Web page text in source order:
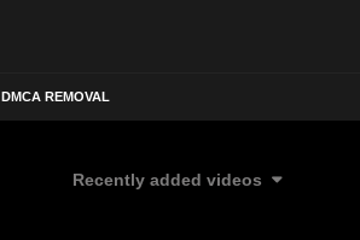
DMCA REMOVAL
Recently added videos